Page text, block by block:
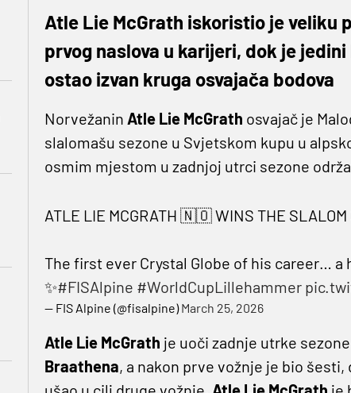
Atle Lie McGrath iskoristio je veliku
prvog naslova u karijeri, dok je
ostao izvan kruga osvajača bodova
Norvežanin Atle Lie McGrath osvajač je
slalomašu sezone u Svjetskom kupu u
osmim mjestom u zadnjoj utrci sezone
ATLE LIE MCGRATH 🇳🇴 WINS THE SLALOM
The first ever Crystal Globe of his career…
✨#FISAlpine #WorldCupLillehammer
— FIS Alpine (@fisalpine)March 25, 2026
Atle Lie McGrath je uoči zadnje utrke
Braathena, a nakon prve vožnje je bio šesti,